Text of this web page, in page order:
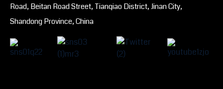
Road, Beitan Road Street, Tianqiao District, Jinan City,
Shandong Province, China